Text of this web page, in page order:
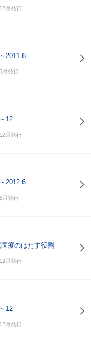
月発行
2011.6
月発行
12
月発行
2012.6
月発行
療のはたす役割
月発行
12
月発行